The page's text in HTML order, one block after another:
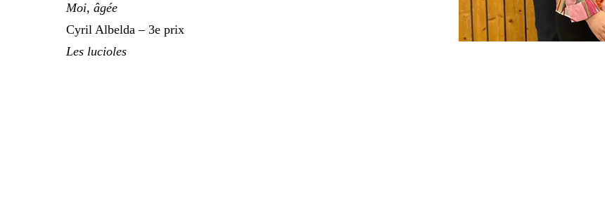
Moi, âgée
Cyril Albelda – 3e prix
Les lucioles